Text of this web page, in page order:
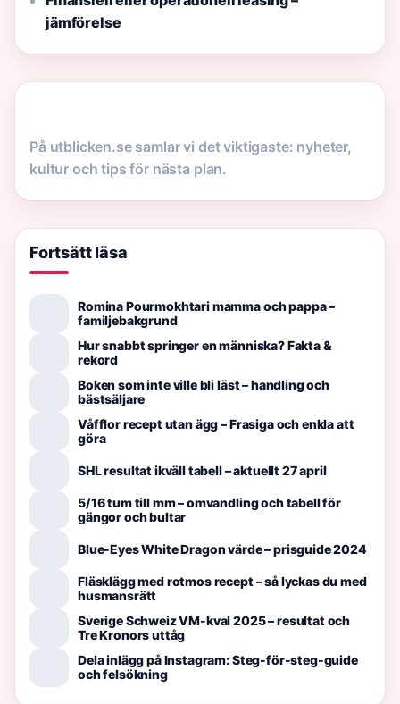
jämförelse
På utblicken.se samlar vi det viktigaste: nyheter,
kultur och tips för nästa plan.
Fortsätt läsa
Romina Pourmokhtari mamma och pappa –
familjebakgrund
Hur snabbt springer en människa? Fakta &
rekord
Boken som inte ville bli läst – handling och
bästsäljare
Våfflor recept utan ägg – Frasiga och enkla att
göra
SHL resultat ikväll tabell – aktuellt 27 april
5/16 tum till mm – omvandling och tabell för
gängor och bultar
Blue-Eyes White Dragon värde – prisguide 2024
Fläsklägg med rotmos recept – så lyckas du med
husmansrätt
Sverige Schweiz VM-kval 2025 – resultat och
Tre Kronors uttåg
Dela inlägg på Instagram: Steg-för-steg-guide
och felsökning